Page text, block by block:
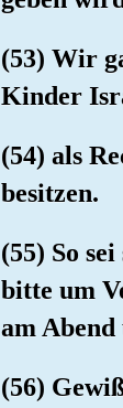
(53) Wir
Kinder
(54) als
besitzen.
(55) So
bitte um
am
(56)